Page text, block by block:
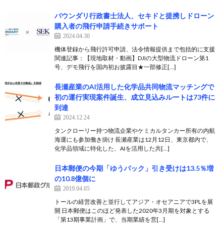
バウンダリ行政書士法人、セキドと提携しドローン
購入者の飛行申請手続きサポート
2024.04.30
機体登録から飛行許可申請、法令情報提供まで包括的に支援
関連記事：【現地取材・動画】DJIの大型物流ドローン第1
号、デモ飛行を国内初お披露目★一部修正[…]
長瀬産業のAI活用した化学品共同物流マッチングで
初の運行実現案件誕生、成立見込みルートは73件に
到達
2024.12.24
タンクローリー持つ物流企業やケミカルタンカー所有の内航
海運にも参加働き掛け 長瀬産業は12月12日、東京都内で、
化学品領域に特化した、AIを活用した共[…]
日本郵便の今期「ゆうパック」引き受けは13.5％増
の10.8億個に
2019.04.05
トールの経営改善と並行してアジア・オセアニアで3PLを展
開 日本郵便はこのほど発表した2020年3月期を対象とする
「第13期事業計画」で、当期業績を営[…]